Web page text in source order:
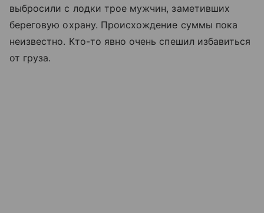
выбросили с лодки трое мужчин, заметивших
береговую охрану. Происхождение суммы пока
неизвестно. Кто-то явно очень спешил избавиться
от груза.